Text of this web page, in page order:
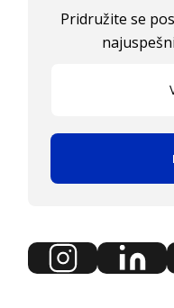
Pridružite se